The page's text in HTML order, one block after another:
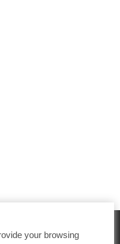
your browsing